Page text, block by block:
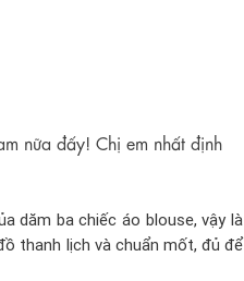
nữa đấy! Chị em nhất định
dăm ba chiếc áo blouse, vậy là
thanh lịch và chuẩn mốt, đủ để